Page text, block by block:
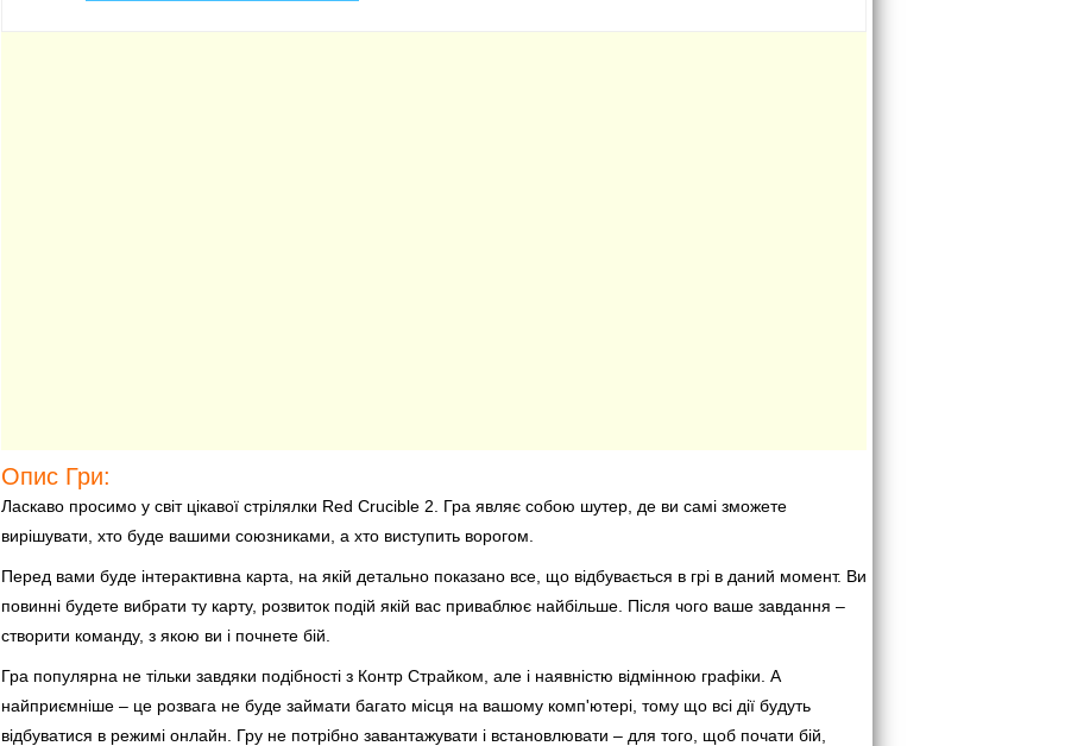
Опис Гри:
Ласкаво просимо у світ цікавої стрілялки Red Crucible 2. Гра являє собою шутер, де ви самі зможете
вирішувати, хто буде вашими союзниками, а хто виступить ворогом.
Перед вами буде інтерактивна карта, на якій детально показано все, що відбувається в грі в даний момент. Ви
повинні будете вибрати ту карту, розвиток подій якій вас приваблює найбільше. Після чого ваше завдання –
створити команду, з якою ви і почнете бій.
Гра популярна не тільки завдяки подібності з Контр Страйком, але і наявністю відмінною графіки. А
найприємніше – це розвага не буде займати багато місця на вашому комп'ютері, тому що всі дії будуть
відбуватися в режимі онлайн. Гру не потрібно завантажувати і встановлювати – для того, щоб почати бій,